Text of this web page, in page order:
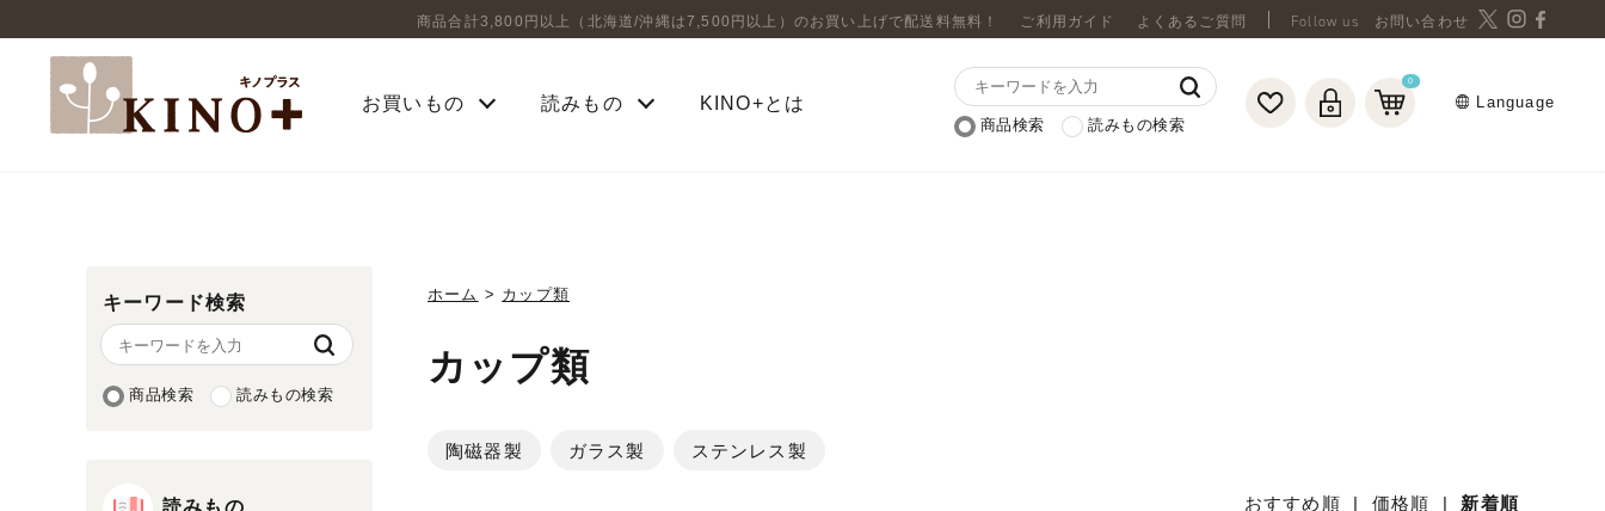
商品合計3,800円以上（北海道/沖縄は7,500円以上）のお買い上げで配送料無料！ ご利用ガイド よくあるご質問 お問い合わせ
お買いもの 読みもの KINO+とは
商品検索 読みもの検索
0
Language
キーワード検索
商品検索 読みもの検索
読みもの
ホーム > カップ類
カップ類
陶磁器製 ガラス製 ステンレス製
おすすめ順 | 価格順 | 新着順